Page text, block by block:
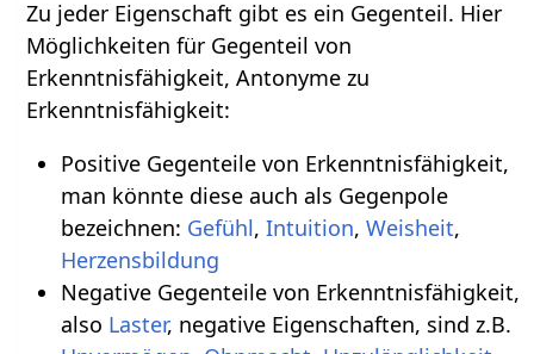
Zu jeder Eigenschaft gibt es ein Gegenteil. Hier
Möglichkeiten für Gegenteil von
Erkenntnisfähigkeit, Antonyme zu
Erkenntnisfähigkeit:
Positive Gegenteile von Erkenntnisfähigkeit,
man könnte diese auch als Gegenpole
bezeichnen: Gefühl, Intuition, Weisheit,
Herzensbildung
Negative Gegenteile von Erkenntnisfähigkeit,
also Laster, negative Eigenschaften, sind z.B.